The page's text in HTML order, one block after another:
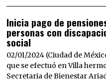
Inicia pago de
personas con
social
02/01/2024 (Ciudad de
que se efectuó en Villa
Secretaria de Bienestar